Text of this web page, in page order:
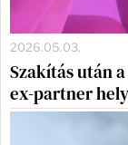
2026.05.03.
Szakítás után
ex-partner